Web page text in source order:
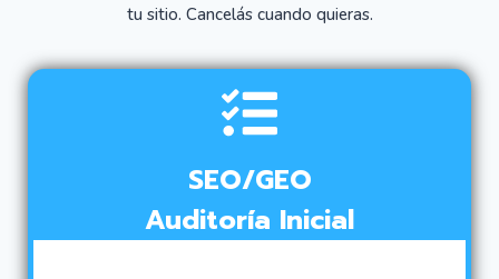
tu sitio. Cancelás cuando quieras.
SEO/GEO
Auditoría Inicial